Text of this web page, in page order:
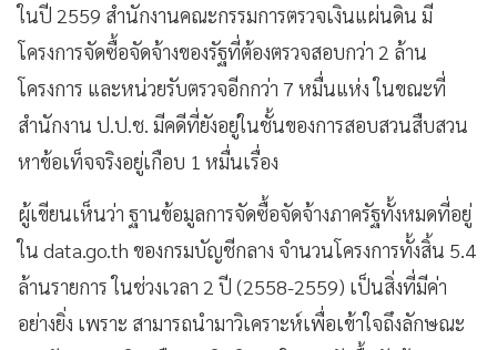
ในปี 2559 สำนักงานคณะกรรมการตรวจเงินแผ่นดิน มี
โครงการจัดซื้อจัดจ้างของรัฐที่ต้องตรวจสอบกว่า 2 ล้าน
โครงการ และหน่วยรับตรวจอีกกว่า 7 หมื่นแห่ง ในขณะที่
สำนักงาน ป.ป.ช. มีคดีที่ยังอยู่ในชั้นของการสอบสวนสืบสวน
หาข้อเท็จจริงอยู่เกือบ 1 หมื่นเรื่อง
ผู้เขียนเห็นว่า ฐานข้อมูลการจัดซื้อจัดจ้างภาครัฐทั้งหมดที่อยู่
ใน data.go.th ของกรมบัญชีกลาง จำนวนโครงการทั้งสิ้น 5.4
ล้านรายการ ในช่วงเวลา 2 ปี (2558-2559) เป็นสิ่งที่มีค่า
อย่างยิ่ง เพราะ สามารถนำมาวิเคราะห์เพื่อเข้าใจถึงลักษณะ